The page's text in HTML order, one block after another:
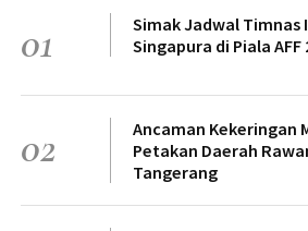
01
Simak Jadwal Timnas
Singapura di Piala AFF
02
Ancaman Kekeringan
Petakan Daerah
Tangerang